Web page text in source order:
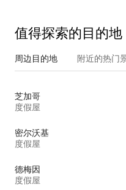
值得探索的目的地
周边目的地 附近的热门
芝加哥
度假屋
密尔沃基
度假屋
德梅因
度假屋